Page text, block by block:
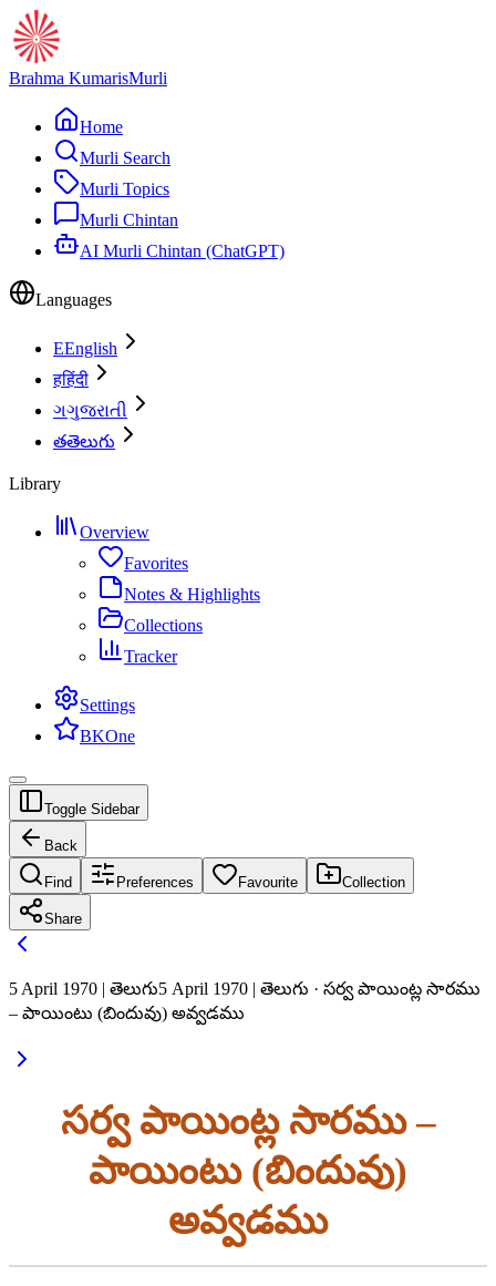
Brahma KumarisMurli
Home
Murli Search
Murli Topics
Murli Chintan
AI Murli Chintan (ChatGPT)
Languages
EEnglish
हहिंदी
ગગુજરાતી
తతెలుగు
Library
Overview
Favorites
Notes & Highlights
Collections
Tracker
Settings
BKOne
Toggle Sidebar
Back
Find Preferences Favourite Collection
Share
5 April 1970 | తెలుగు5 April 1970 | తెలుగు · సర్వ పాయింట్ల సారము
– పాయింటు (బిందువు) అవ్వడము
సర్వ పాయింట్ల సారము –
పాయింటు (బిందువు)
అవ్వడము